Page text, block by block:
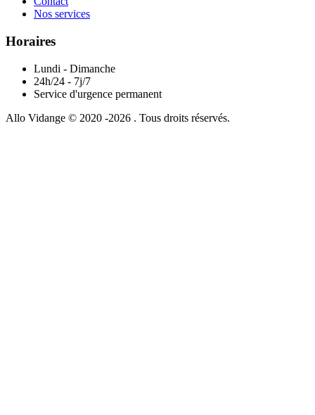
Nos services
Horaires
Lundi - Dimanche
24h/24 - 7j/7
Service d'urgence permanent
Allo Vidange © 2020 -2026 . Tous droits réservés.